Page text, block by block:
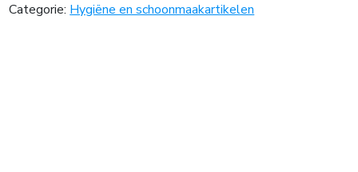
Categorie: Hygiëne en schoonmaakartikelen